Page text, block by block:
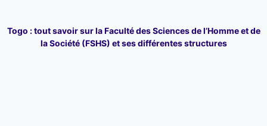
Togo : tout savoir sur la Faculté des Sciences de l’Homme et de
la Société (FSHS) et ses différentes structures